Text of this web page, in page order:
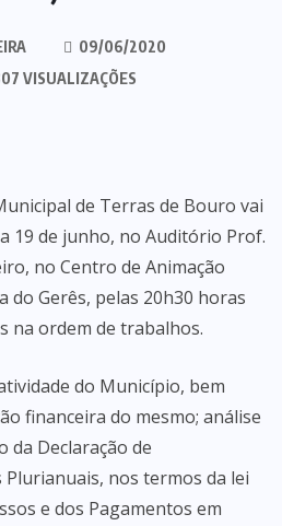
09/06/2020
VISUALIZAÇÕES
de Terras de Bouro vai
19 de junho, no Auditório Prof.
no Centro de Animação
do Gerês, pelas 20h30 horas
na ordem de trabalhos.
do Município, bem
financeira do mesmo; análise
da Declaração de
nos termos da lei
e dos Pagamentos em